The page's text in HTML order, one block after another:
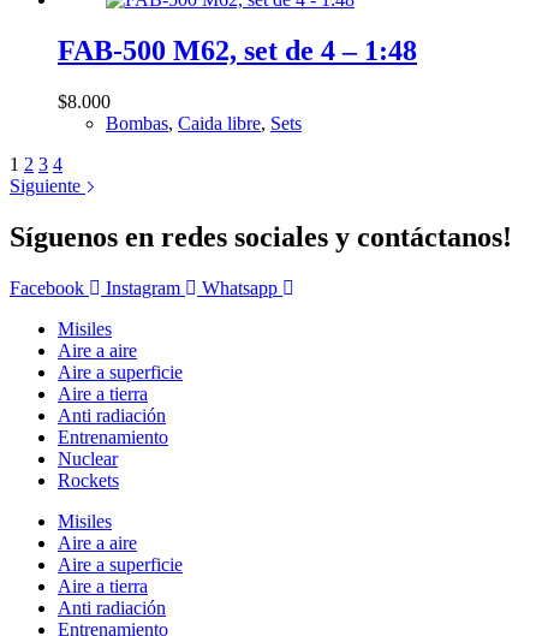
FAB-500 M62, set de 4 – 1:48
$8.000
Bombas, Caida libre, Sets
1 2 3 4
Siguiente
Síguenos en redes sociales y contáctanos!
Facebook Instagram
Whatsapp
Misiles
Aire a aire
Aire a superficie
Aire a tierra
Anti radiación
Entrenamiento
Nuclear
Rockets
Misiles
Aire a aire
Aire a superficie
Aire a tierra
Anti radiación
Entrenamiento